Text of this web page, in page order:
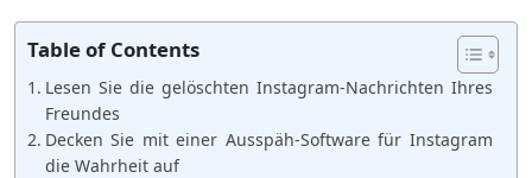
Table of Contents
Lesen Sie die gelöschten Instagram-Nachrichten Ihres
Freundes
Decken Sie mit einer Ausspäh-Software für Instagram
die Wahrheit auf